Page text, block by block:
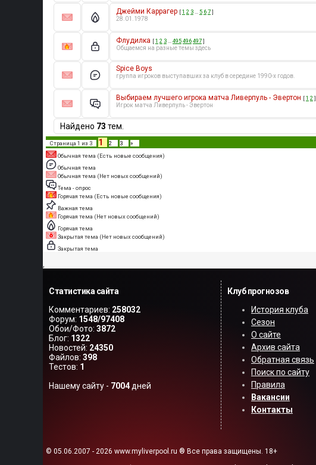
Джейми Каррагер [1 2 3… 5 67]
28.01.1978
Флудилка [1 2 3… 495496497]
Общаемся на разные темы здесь
Spice Boys
группа игроков выступавших за клуб в середине 1990-х годов.
Выбираем лучшего игрока матча Ливерпуль - Эвертон [1 2 ]
Игрок матча Ливерпуль - Эвертон
Найдено 73 тем.
Страница 1 из 3 1 2 3
»
Обычная тема (Есть новые сообщения)
Обычная тема
Обычная тема (Нет новых сообщений)
Тема - опрос
Горячая тема (Есть новые сообщения)
Важная тема
Горячая тема (Нет новых сообщений)
Горячая тема
Закрытая тема (Нет новых сообщений)
Закрытая тема
,
Статистика сайта
Комментариев: 258032
Форум: 1548/97408
Обои/Фото: 3872
Блог: 1322
Новостей: 24350
Файлов: 398
Тестов: 1
Нашему сайту - 7004 дней
Клуб прогнозов
История клуба
Сезон
О сайте
Архив сайта
Обратная связь
Поиск по сайту
Правила
Вакансии
Контакты
© 05.06.2007 - 2026 www.myliverpool.ru ® Все права защищены. 18+